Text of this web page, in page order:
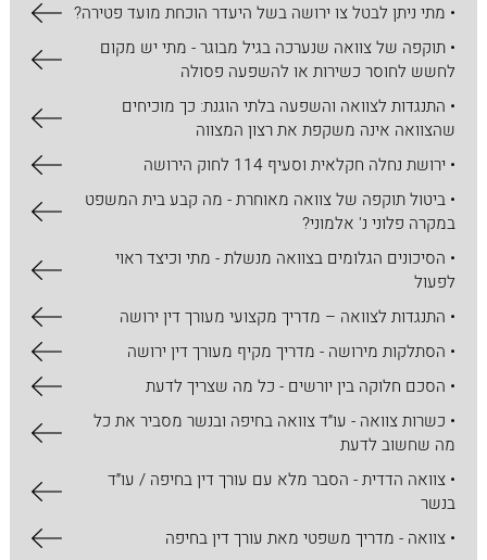
• מתי ניתן לבטל צו ירושה בשל היעדר הוכחת מועד פטירה?
• תוקפה של צוואה שנערכה בגיל מבוגר - מתי יש מקום
לחשש לחוסר כשירות או להשפעה פסולה
• התנגדות לצוואה והשפעה בלתי הוגנת: כך מוכיחים
שהצוואה אינה משקפת את רצון המצווה
• ירושת נחלה חקלאית וסעיף 114 לחוק הירושה
• ביטול תוקפה של צוואה מאוחרת - מה קבע בית המשפט
במקרה פלוני נ' אלמוני?
• הסיכונים הגלומים בצוואה מנשלת - מתי וכיצד ראוי
לפעול
• התנגדות לצוואה – מדריך מקצועי מעורך דין ירושה
• הסתלקות מירושה - מדריך מקיף מעורך דין ירושה
• הסכם חלוקה בין יורשים - כל מה שצריך לדעת
• כשרות צוואה - עו״ד צוואה בחיפה ובנשר מסביר את כל
מה שחשוב לדעת
• צוואה הדדית - הסבר מלא עם עורך דין בחיפה / עו״ד
בנשר
• צוואה - מדריך משפטי מאת עורך דין בחיפה